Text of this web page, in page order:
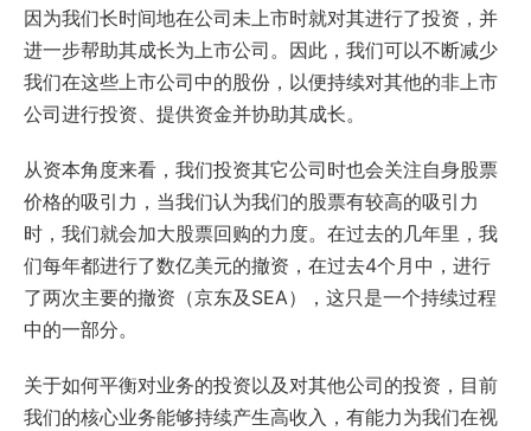
因为我们长时间地在公司未上市时就对其进行了投资，并
进一步帮助其成长为上市公司。因此，我们可以不断减少
我们在这些上市公司中的股份，以便持续对其他的非上市
公司进行投资、提供资金并协助其成长。
从资本角度来看，我们投资其它公司时也会关注自身股票
价格的吸引力，当我们认为我们的股票有较高的吸引力
时，我们就会加大股票回购的力度。在过去的几年里，我
们每年都进行了数亿美元的撤资，在过去4个月中，进行
了两次主要的撤资（京东及SEA），这只是一个持续过程
中的一部分。
关于如何平衡对业务的投资以及对其他公司的投资，目前
我们的核心业务能够持续产生高收入，有能力为我们在视